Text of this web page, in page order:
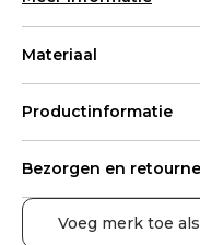
Materiaal
Productinformatie
Bezorgen en
Voeg merk toe